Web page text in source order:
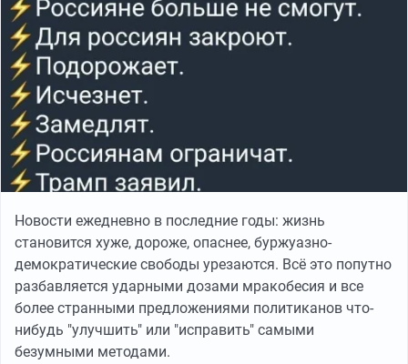
Новости ежедневно в последние годы: жизнь
становится хуже, дороже, опаснее, буржуазно-
демократические свободы урезаются. Всё это попутно
разбавляется ударными дозами мракобесия и все
более странными предложениями политиканов что-
нибудь "улучшить" или "исправить" самыми
безумными методами.